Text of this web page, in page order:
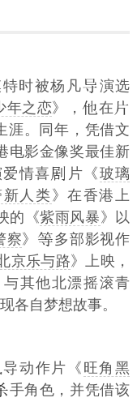
时被杨凡
演选
年之恋》，
在
涯。同年，凭借文
电影金像奖最佳新
情喜 片《玻璃
新人类》在香港上
的《紫雨风暴》以
察》
多部影视作
京乐与路》上映，
其他北漂摇滚青
各自梦想故事。
动作片《 旺角黑
手角色，并凭借该